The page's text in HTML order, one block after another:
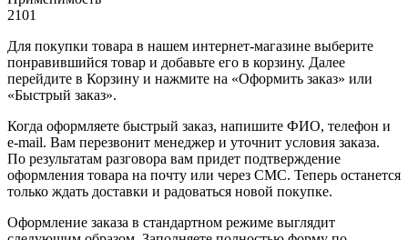
2101
Для покупки товара в нашем интернет-магазине выберите
понравившийся товар и добавьте его в корзину. Далее
перейдите в Корзину и нажмите на «Оформить заказ» или
«Быстрый заказ».
Когда оформляете быстрый заказ, напишите ФИО, телефон и
e-mail. Вам перезвонит менеджер и уточнит условия заказа.
По результатам разговора вам придет подтверждение
оформления товара на почту или через СМС. Теперь останется
только ждать доставки и радоваться новой покупке.
Оформление заказа в стандартном режиме выглядит